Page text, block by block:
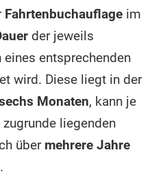
Fahrtenbuchauflage im
der jeweils
entsprechenden
wird. Diese liegt in der
Monaten, kann je
liegenden
über mehrere Jahre